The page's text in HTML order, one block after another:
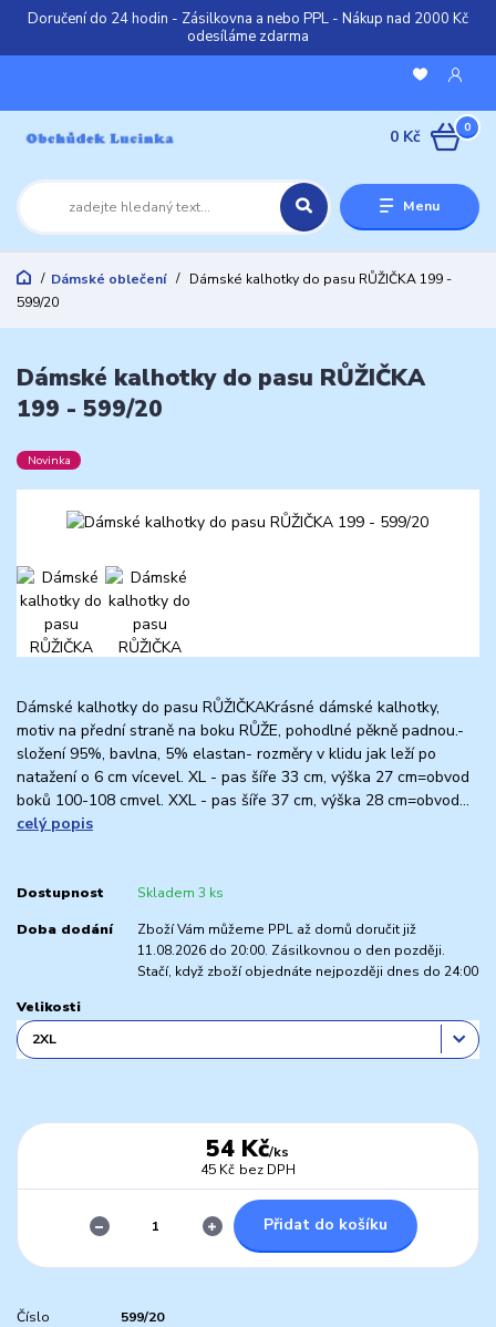
Doručení do 24 hodin - Zásilkovna a nebo PPL - Nákup nad 2000 Kč
odesíláme zdarma
Menu
0
0 Kč
Dámské oblečení
Dámské kalhotky do pasu RŮŽIČKA 199 -
599/20
Dámské kalhotky do pasu RŮŽIČKA
199 - 599/20
Novinka
Dámské kalhotky do pasu RŮŽIČKAKrásné dámské kalhotky,
motiv na přední straně na boku RŮŽE, pohodlné pěkně padnou.-
složení 95%, bavlna, 5% elastan- rozměry v klidu jak leží po
natažení o 6 cm vícevel. XL - pas šíře 33 cm, výška 27 cm=obvod
boků 100-108 cmvel. XXL - pas šíře 37 cm, výška 28 cm=obvod...
celý popis
Dostupnost Skladem 3 ks
Doba dodání
Zboží Vám můžeme PPL až domů doručit již
11.08.2026 do 20:00. Zásilkovnou o den později.
Stačí, když zboží objednáte nejpozději dnes do 24:00
Velikosti
54 Kč/ks
45 Kč bez DPH
Přidat do košíku
Číslo
599/20